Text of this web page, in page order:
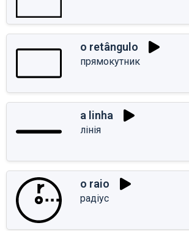
o retângulo
прямокутник
a linha
лінія
o raio
радіус